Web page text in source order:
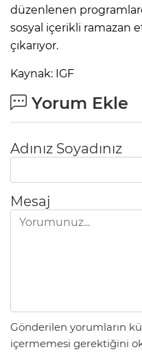
düzenlenen
sosyal içerikli ramazan
çıkarıyor.
Kaynak: IGF
Yorum Ekle
Adınız Soyadınız
Mesaj
Gönderilen yorumların
içermemesi gerektiğini